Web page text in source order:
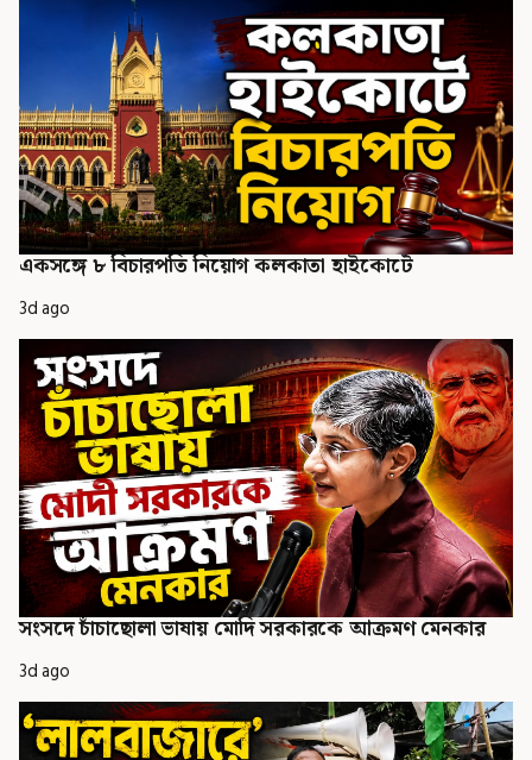
একসঙ্গে ৮ বিচারপতি নিয়োগ কলকাতা হাইকোর্টে
3d ago
সংসদে চাঁচাছোলা ভাষায় মোদি সরকারকে আক্রমণ মেনকার
3d ago